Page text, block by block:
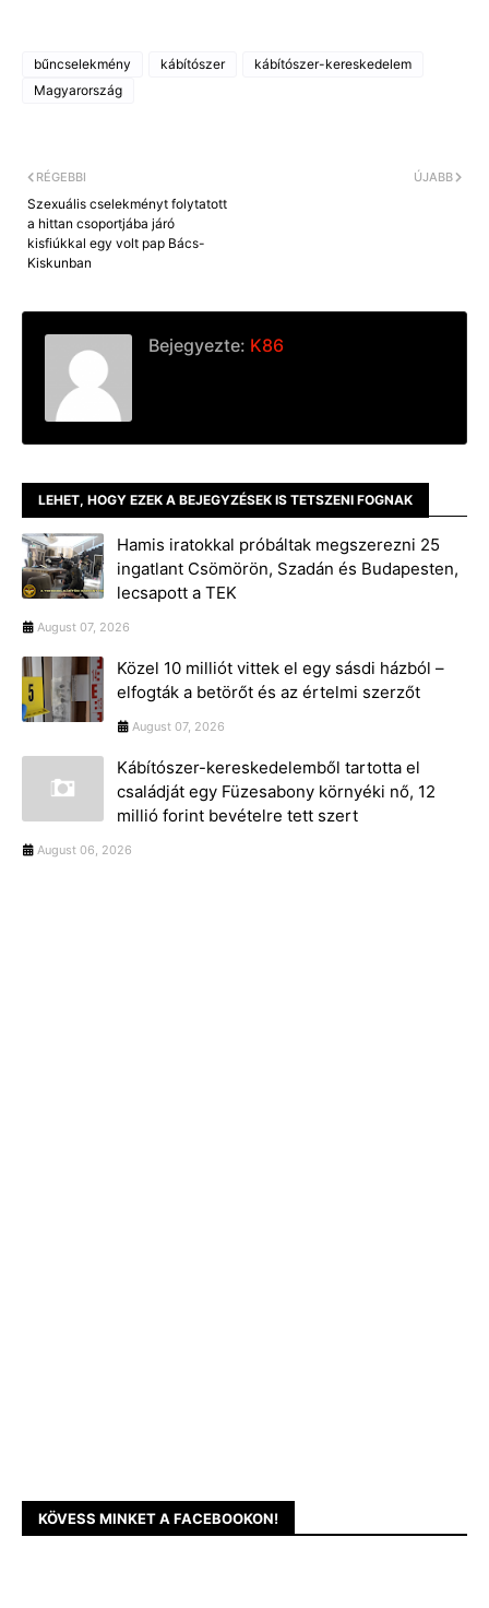
bűncselekmény kábítószer
kábítószer-kereskedelem
Magyarország
ÚJABB
RÉGEBBI
Szexuális cselekményt folytatott
a hittan csoportjába járó
kisfiúkkal egy volt pap Bács-
Kiskunban
Bejegyezte: K86
LEHET, HOGY EZEK A BEJEGYZÉSEK IS TETSZENI FOGNAK
Hamis iratokkal próbáltak megszerezni 25
ingatlant Csömörön, Szadán és Budapesten,
lecsapott a TEK
August 07, 2026
Közel 10 milliót vittek el egy sásdi házból –
elfogták a betörőt és az értelmi szerzőt
August 07, 2026
Kábítószer-kereskedelemből tartotta el
családját egy Füzesabony környéki nő, 12
millió forint bevételre tett szert
August 06, 2026
KÖVESS MINKET A FACEBOOKON!